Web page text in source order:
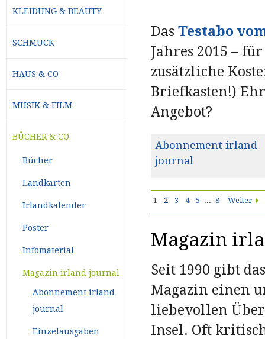
Das Testabo
Jahres 2015 –
zusätzliche
Briefkasten!)
Angebot?
Abonnement irland
journal
1 2 3 4 5 ... 8 Weiter
Magazin
Seit 1990 gibt
Magazin einen
liebevollen
Insel. Oft
KLEIDUNG & BEAUTY
SCHMUCK
HAUS & CO
MUSIK & FILM
BÜCHER & CO
Bücher
Landkarten
Irlandkalender
Poster
Infomaterial
Magazin irland journal
Abonnement irland
journal
Einzelausgaben